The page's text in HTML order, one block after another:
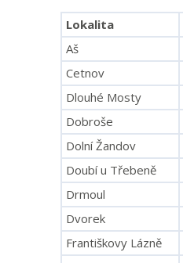
Lokalita
Aš
Cetnov
Dlouhé Mosty
Dobroše
Dolní Žandov
Doubí u Třebeně
Drmoul
Dvorek
Františkovy Lázně